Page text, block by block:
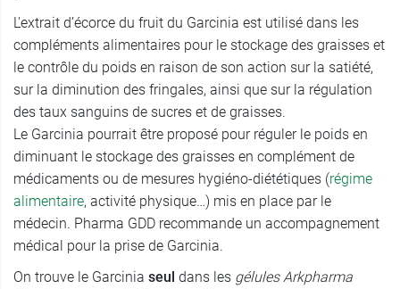
L'extrait d’écorce du fruit du Garcinia est utilisé dans les
compléments alimentaires pour le stockage des graisses et
le contrôle du poids en raison de son action sur la satiété,
sur la diminution des fringales, ainsi que sur la régulation
des taux sanguins de sucres et de graisses.
Le Garcinia pourrait être proposé pour réguler le poids en
diminuant le stockage des graisses en complément de
médicaments ou de mesures hygiéno-diététiques (régime
alimentaire, activité physique…) mis en place par le
médecin. Pharma GDD recommande un accompagnement
médical pour la prise de Garcinia.
On trouve le Garcinia seul dans les gélules Arkpharma